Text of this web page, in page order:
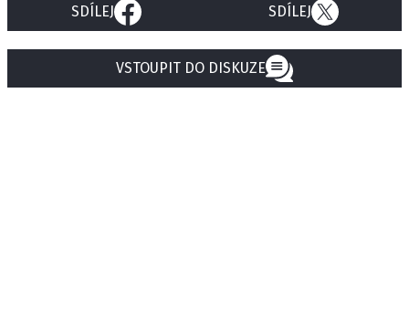
SDÍLEJ SDÍLEJ
VSTOUPIT DO DISKUZE